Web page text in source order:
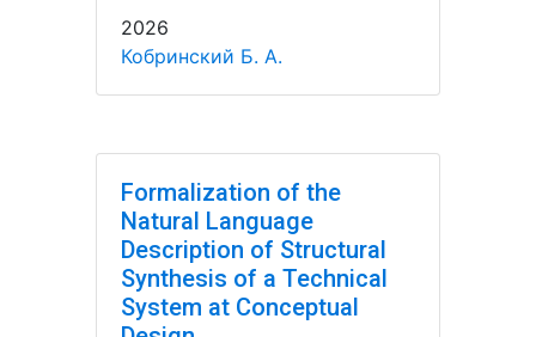
2026
Кобринский Б. А.
Formalization of the
Natural Language
Description of Structural
Synthesis of a Technical
System at Conceptual